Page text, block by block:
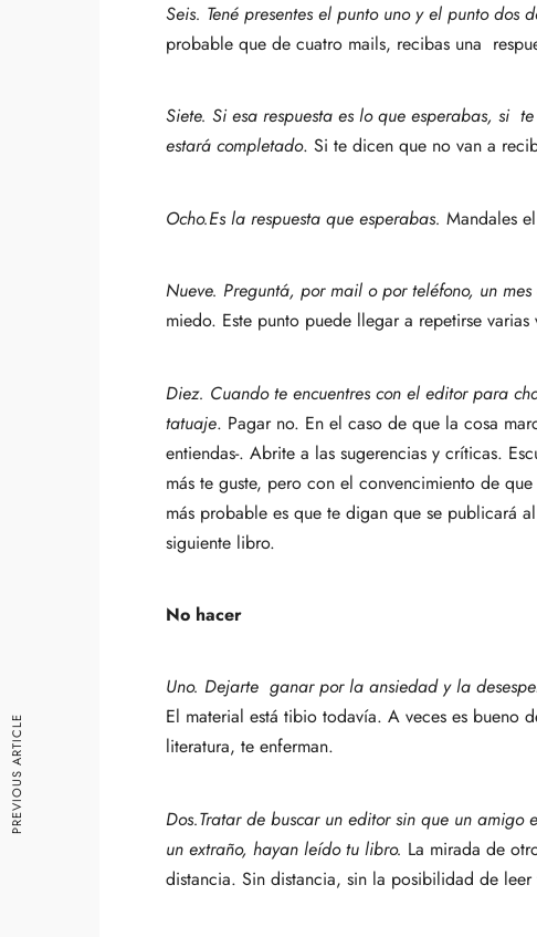
Seis. Tené presentes el punto uno y el punto dos
probable que de cuatro mails, recibas una
Siete. Si esa respuesta es lo que esperabas, si
estará completado. Si te dicen que no van a
Ocho.Es la respuesta que esperabas. Mandales
Nueve. Preguntá, por mail o por teléfono, un
miedo. Este punto puede llegar a repetirse varias
Diez. Cuando te encuentres con el editor para
tatuaje. Pagar no. En el caso de que la cosa
entiendas-. Abrite a las sugerencias y críticas.
más te guste, pero con el convencimiento de
más probable es que te digan que se publicará
siguiente libro.
No hacer
Uno. Dejarte ganar por la ansiedad y la
El material está tibio todavía. A veces es bueno
literatura, te enferman.
Dos.Tratar de buscar un editor sin que un amigo
un extraño, hayan leído tu libro. La mirada de
distancia. Sin distancia, sin la posibilidad de
PREVIOUS ARTICLE